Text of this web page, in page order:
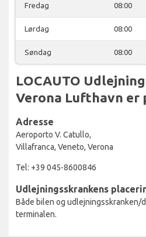
Fredag 08:00
Lørdag 08:00
Søndag 08:00
LOCAUTO
Verona Lufthavn er
Adresse
Aeroporto V. Catullo,
Villafranca, Veneto, Verona
Tel: +39 045-8600846
Udlejningsskrankens
Både bilen og udlejningsskranken/
terminalen.